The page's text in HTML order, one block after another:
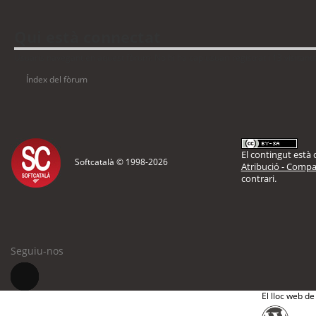
Índex del fòrum
Softcatalà © 1998-2026
El contingut està
Atribució -
contrari.
Seguiu-nos
El lloc web